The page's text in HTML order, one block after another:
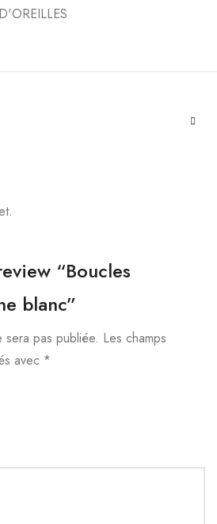
“Boucles
blanc”
sera pas publiée. Les champs
avec *